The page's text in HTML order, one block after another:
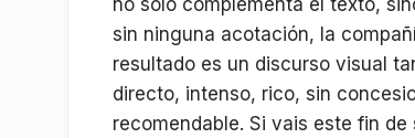
no sólo complementa el texto,
sin ninguna acotación, la
resultado es un discurso visual
directo, intenso, rico, sin
recomendable. Si vais este fin